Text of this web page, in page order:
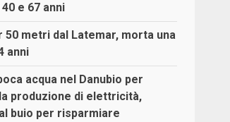
e 67 anni
50 metri dal Latemar, morta una
anni
acqua nel Danubio per
produzione di elettricità,
buio per risparmiare